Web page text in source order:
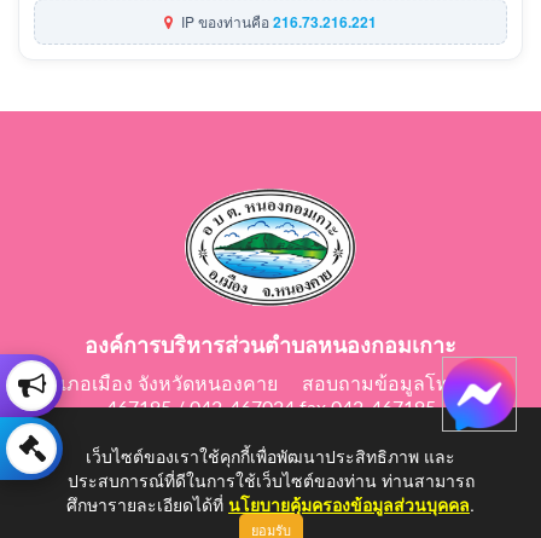
IP ของท่านคือ216.73.216.221
องค์การบริหารส่วนตำบลหนองกอมเกาะ
อำเภอเมือง จังหวัดหนองคาย สอบถามข้อมูลโทร 042-
467195 / 042-467024 fax 042-467195
E-Mail: saraban@nongkomkor.go.th
เว็บไซต์ของเราใช้คุกกี้เพื่อพัฒนาประสิทธิภาพ และ
ประสบการณ์ที่ดีในการใช้เว็บไซต์ของท่าน ท่านสามารถ
ศึกษารายละเอียดได้ที่ นโยบายคุ้มครองข้อมูลส่วนบุคคล.
ยอมรับ